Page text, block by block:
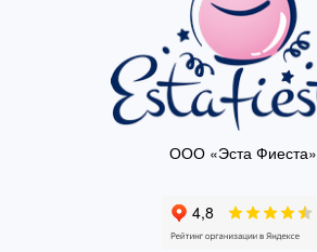
ООО «Эста Фиеста»